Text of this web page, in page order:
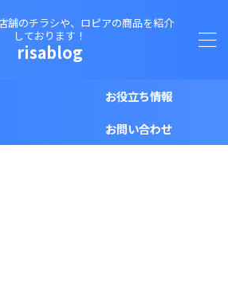
舗のチラシや、ロピアの商品を紹介
しております！
risablog
お役立ち情報
お問い合わせ